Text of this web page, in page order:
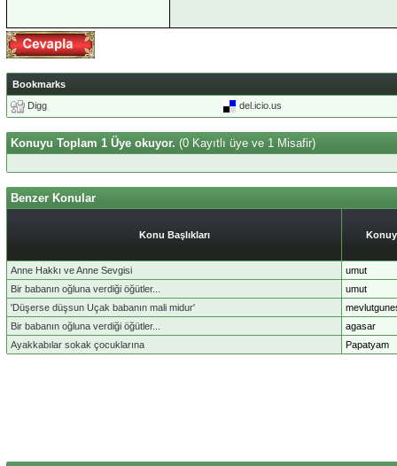
Bookmarks
Digg
del.icio.us
Konuyu Toplam 1 Üye okuyor. (0 Kayıtlı üye ve 1 Misafir)
Benzer Konular
Konu Başlıkları
Anne Hakkı ve Anne Sevgisi
umut
Bir babanın oğluna verdiği öğütler...
umut
'Düşerse düşsun Uçak babanın mali midur'
Bir babanın oğluna verdiği öğütler...
agasar
Ayakkabılar sokak çocuklarına
Papatyam